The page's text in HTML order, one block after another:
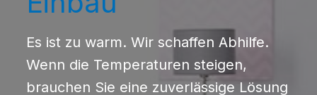
Es ist zu warm. Wir schaffen Abhilfe.
Wenn die Temperaturen steigen,
brauchen Sie eine zuverlässige Lösung